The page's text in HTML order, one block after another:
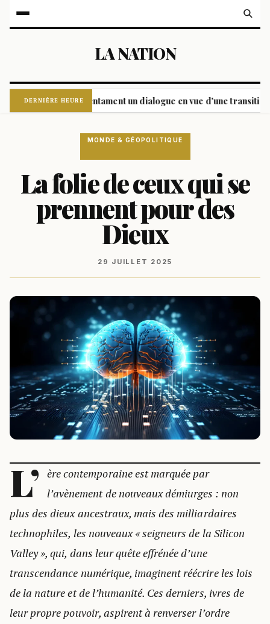
LA NATION
DERNIÈRE HEURE
et opposition entament un dialogue en vue d'une transition |
MONDE & GÉOPOLITIQUE
La folie de ceux qui se
prennent pour des
Dieux
29 JUILLET 2025
L’ ère contemporaine est marquée par
l’avènement de nouveaux démiurges : non
plus des dieux ancestraux, mais des milliardaires
technophiles, les nouveaux « seigneurs de la Silicon
Valley », qui, dans leur quête effrénée d’une
transcendance numérique, imaginent réécrire les lois
de la nature et de l’humanité. Ces derniers, ivres de
leur propre pouvoir, aspirent à renverser l’ordre